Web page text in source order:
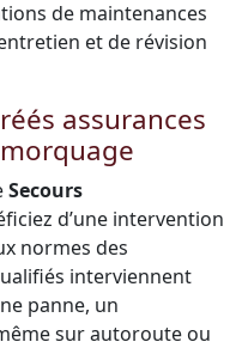
de maintenances
et de révision
assurances
Secours
d’une intervention
normes des
interviennent
panne, un
sur autoroute ou